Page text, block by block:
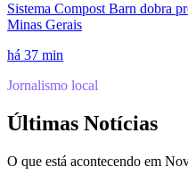
Sistema Compost Barn dobra
Minas Gerais
há 37 min
Jornalismo local
Últimas Notícias
O que está acontecendo em